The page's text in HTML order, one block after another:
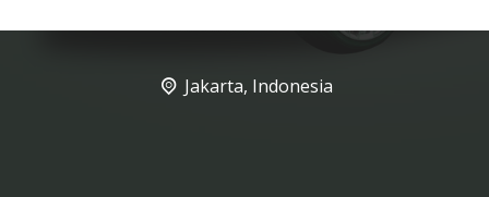
Jakarta, Indonesia